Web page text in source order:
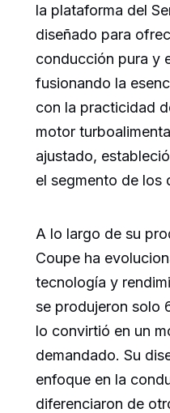
la plataforma del
diseñado para
conducción pura y
fusionando la
con la practicidad
motor
ajustado,
el segmento de los
A lo largo de su
Coupe ha
tecnología y
se produjeron solo
lo convirtió en un
demandado. Su
enfoque en la
diferenciaron de